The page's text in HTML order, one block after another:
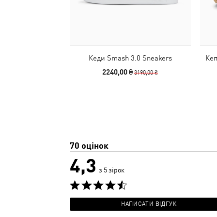
Кеди Smash 3.0 Sneakers
2240,00 ₴3190,00 ₴
70 оцінок
4,3 з 5 зірок
НАПИСАТИ ВІДГУК